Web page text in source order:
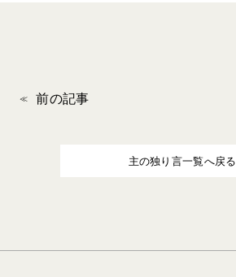
前の記事
主の独り言一覧へ戻る